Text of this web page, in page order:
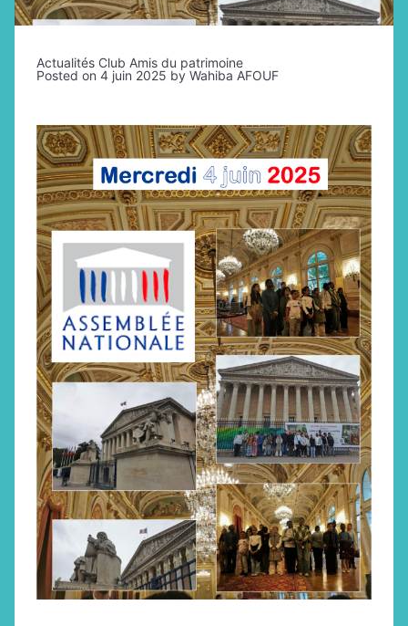
Actualités Club Amis du patrimoine
Posted on 4 juin 2025 by Wahiba AFOUF